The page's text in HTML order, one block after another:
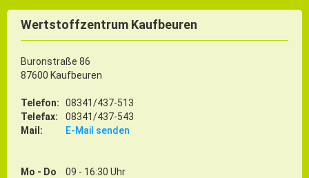
Wertstoffzentrum Kaufbeuren
Buronstraße 86
87600 Kaufbeuren
Telefon:
08341/437-513
Telefax:
08341/437-543
Mail:
E-Mail senden
Mo - Do
09 - 16:30 Uhr